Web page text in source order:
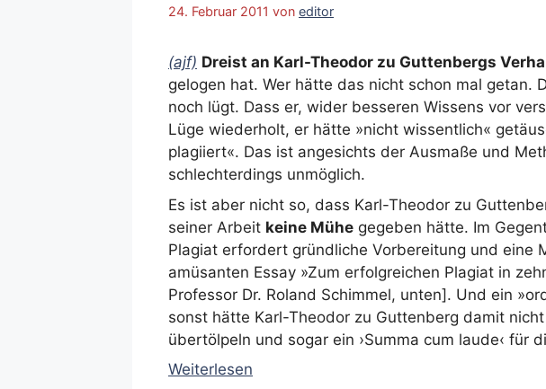
24. Februar 2011 von editor
(ajf) Dreist an Karl-Theodor zu Guttenbergs
gelogen hat. Wer hätte das nicht schon mal getan.
noch lügt. Dass er, wider besseren Wissens vor
Lüge wiederholt, er hätte »nicht wissentlich«
plagiiert«. Das ist angesichts der Ausmaße und
schlechterdings unmöglich.
Es ist aber nicht so, dass Karl-Theodor zu
seiner Arbeit keine Mühe gegeben hätte. Im
Plagiat erfordert gründliche Vorbereitung und eine
amüsanten Essay »Zum erfolgreichen Plagiat in
Professor Dr. Roland Schimmel, unten]. Und ein
sonst hätte Karl-Theodor zu Guttenberg damit
übertölpeln und sogar ein ›Summa cum laude‹ für
Weiterlesen